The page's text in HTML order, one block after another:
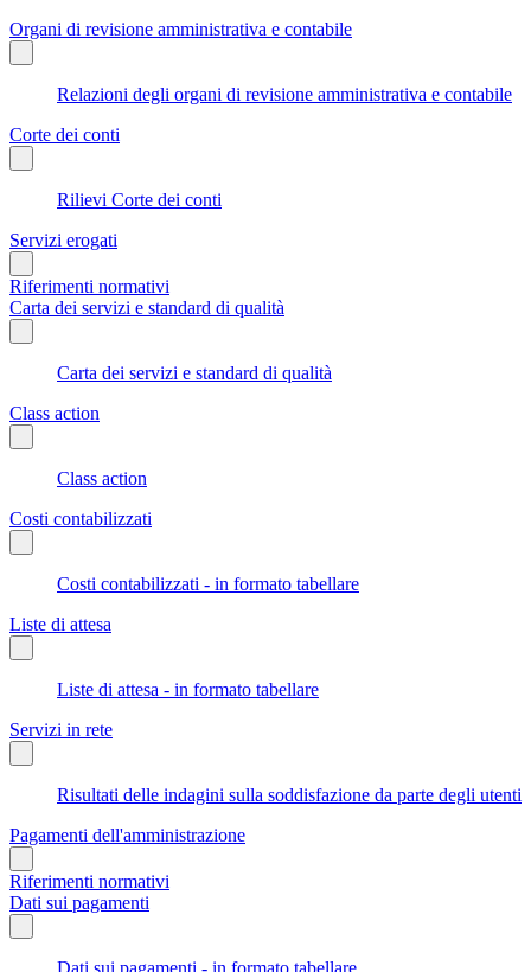
Organi di revisione amministrativa e contabile
Relazioni degli organi di revisione amministrativa e contabile
Corte dei conti
Rilievi Corte dei conti
Servizi erogati
Riferimenti normativi
Carta dei servizi e standard di qualità
Carta dei servizi e standard di qualità
Class action
Class action
Costi contabilizzati
Costi contabilizzati - in formato tabellare
Liste di attesa
Liste di attesa - in formato tabellare
Servizi in rete
Risultati delle indagini sulla soddisfazione da parte degli utenti
Pagamenti dell'amministrazione
Riferimenti normativi
Dati sui pagamenti
Dati sui pagamenti - in formato tabellare